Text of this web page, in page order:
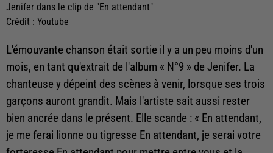
Jenifer dans le clip de "En attendant"
Crédit : Youtube
L'émouvante chanson était sortie il y a un peu moins d'un
mois, en tant qu'extrait de l'album « N°9 » de Jenifer. La
chanteuse y dépeint des scènes à venir, lorsque ses trois
garçons auront grandit. Mais l'artiste sait aussi rester
bien ancrée dans le présent. Elle scande : « En attendant,
je me ferai lionne ou tigresse En attendant, je serai votre